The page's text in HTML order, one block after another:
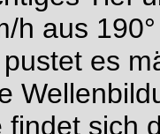
h aus 190°
es
findet sich